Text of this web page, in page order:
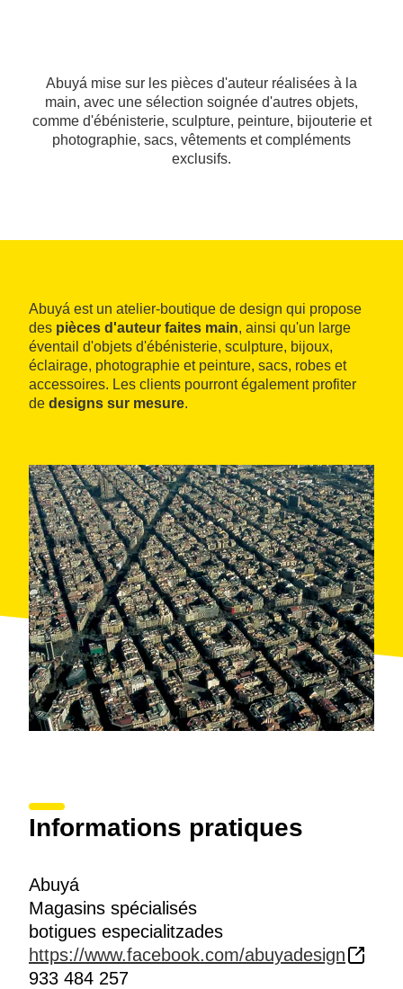
Abuyá mise sur les pièces d'auteur réalisées à la
main, avec une sélection soignée d'autres objets,
comme d'ébénisterie, sculpture, peinture, bijouterie et
photographie, sacs, vêtements et compléments
exclusifs.
Abuyá est un atelier-boutique de design qui propose
des pièces d'auteur faites main, ainsi qu'un large
éventail d'objets d'ébénisterie, sculpture, bijoux,
éclairage, photographie et peinture, sacs, robes et
accessoires. Les clients pourront également profiter
de designs sur mesure.
Informations pratiques
Abuyá
Magasins spécialisés
botigues especialitzades
https://www.facebook.com/abuyadesign
933 484 257